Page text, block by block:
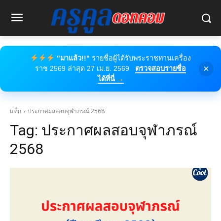
"มาแล้ว!!" รายชื่อผู้ได้รับพระราชทานเครื่อง
ราช 2569 ล่าสุด 27 เม.ย. 2569
ตรวจสอบรายชื่อ
ได้ที่นี่ →
×
แท็ก ประกาศผลสอบจุฬาภรณ์ 2568
Tag: ประกาศผลสอบจุฬาภรณ์
2568